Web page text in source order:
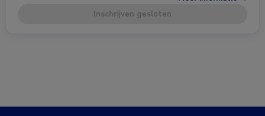
Inschrijven gesloten